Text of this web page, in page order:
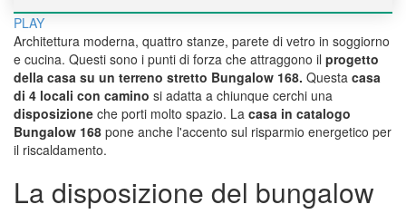
PLAY
Architettura moderna, quattro stanze, parete di vetro in soggiorno
e cucina. Questi sono i punti di forza che attraggono il progetto
della casa su un terreno stretto Bungalow 168. Questa casa
di 4 locali con camino si adatta a chiunque cerchi una
disposizione che porti molto spazio. La casa in catalogo
Bungalow 168 pone anche l'accento sul risparmio energetico per
il riscaldamento.
La disposizione del bungalow